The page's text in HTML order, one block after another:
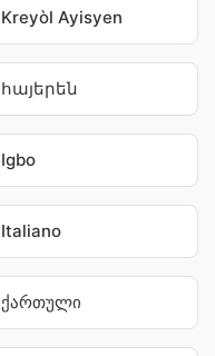
Kreyòl Ayisyen
հայերեն
Igbo
Italiano
ქართული